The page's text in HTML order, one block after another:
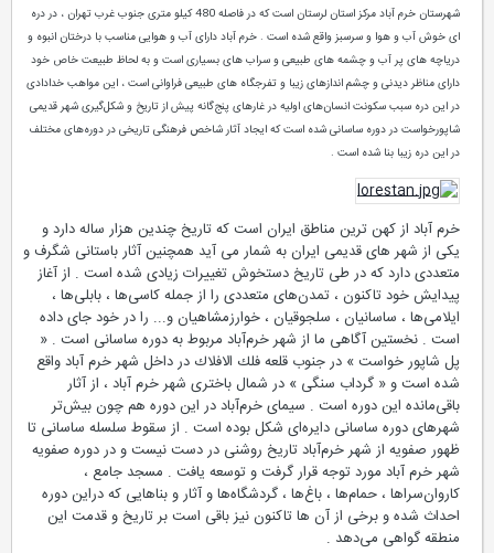
شهرستان خرم آباد مرکز استان لرستان است که در فاصله 480 کیلو متری جنوب غرب تهران ، در دره
ای خوش آب و هوا و سرسبز واقع شده است . خرم آباد دارای آب و هوایی مناسب با درختان انبوه و
دریاچه های پر آب و چشمه های طبیعی و سراب های بسیاری است و به لحاظ طبیعت خاص خود
دارای مناظر دیدنی و چشم اندازهای زیبا و تفرجگاه های طبیعی فراوانی است ، این مواهب خدادادی
در این دره سبب سکونت انسان‌های اولیه در غارهای پنج‌گانه پیش از تاریخ و شکل‌گیری شهر قدیمی
شاپورخواست در دوره ساسانی شده است که ایجاد آثار شاخص فرهنگی تاریخی در دوره‌های مختلف
در این دره زیبا بنا شده است .
خرم آباد از کهن ترین مناطق ایران است که تاریخ چندین هزار ساله دارد و
یکی از شهر های قدیمی ایران به شمار می آید همچنین آثار باستانی شگرف و
متعددی دارد که در طی تاریخ دستخوش تغییرات زیادی شده است . از آغاز
پیدایش خود تاكنون ، تمدن‌های متعددی ‌را از جمله كاسی‌ها ، بابلی‌ها ،
ایلامی‌ها ، ساسانیان ، سلجوقیان ، خوارزمشاهیان و... را در خود جای داده
است . نخستین آگاهی ما از شهر خرم‌آباد مربوط به دوره ساسانی است . «
پل شاپور خواست » در جنوب قلعه فلك الافلاك در داخل شهر خرم آباد واقع
شده است و « گرداب سنگی » در شمال باختری شهر خرم آباد ، از آثار
باقی‌مانده این دوره است . سیمای خرم‌آباد در این دوره هم چون بیش‌تر
شهرهای دوره ساسانی دایره‌ای شكل بوده است . از سقوط سلسله ساسانی تا
ظهور صفویه از شهر خرم‌آباد تاریخ روشنی در دست نیست و در دوره صفویه
شهر خرم آباد مورد توجه قرار گرفت و توسعه یافت . مسجد جامع ،
كاروان‌سراها ،‌ حمام‌ها ، باغ‌ها ، گردشگاه‌ها و آثار و بناهایی كه دراین دوره
احداث شده و برخی از آن ها تاكنون نیز باقی است بر تاریخ و قدمت این
منطقه گواهی می‌دهد .